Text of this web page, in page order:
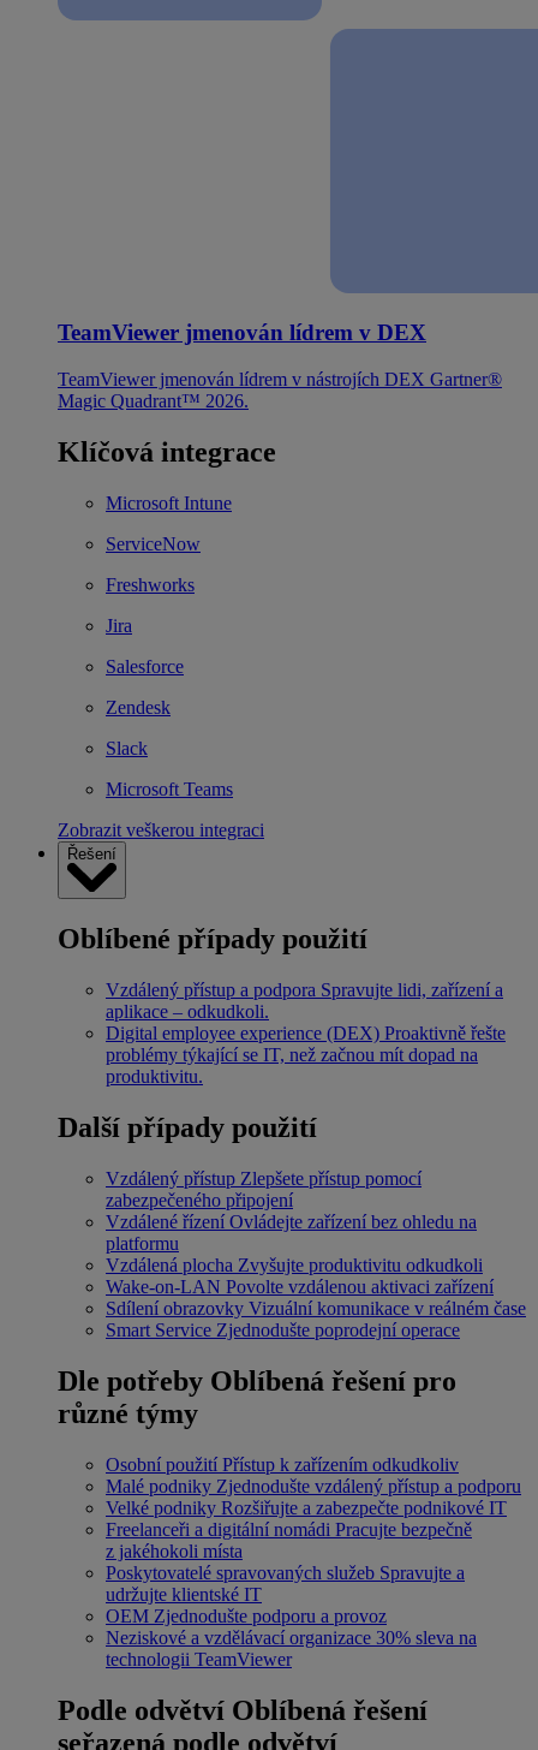
TeamViewer jmenován lídrem v DEX
TeamViewer jmenován lídrem v nástrojích DEX Gartner®
Magic Quadrant™ 2026.
Klíčová integrace
Microsoft Intune
ServiceNow
Freshworks
Jira
Salesforce
Zendesk
Slack
Microsoft Teams
Zobrazit veškerou integraci
Řešení
Oblíbené případy použití
Vzdálený přístup a podpora Spravujte lidi, zařízení a
aplikace – odkudkoli.
Digital employee experience (DEX) Proaktivně řešte
problémy týkající se IT, než začnou mít dopad na
produktivitu.
Další případy použití
Vzdálený přístup Zlepšete přístup pomocí
zabezpečeného připojení
Vzdálené řízení Ovládejte zařízení bez ohledu na
platformu
Vzdálená plocha Zvyšujte produktivitu odkudkoli
Wake-on-LAN Povolte vzdálenou aktivaci zařízení
Sdílení obrazovky Vizuální komunikace v reálném čase
Smart Service Zjednodušte poprodejní operace
Dle potřeby Oblíbená řešení pro
různé týmy
Osobní použití Přístup k zařízením odkudkoliv
Malé podniky Zjednodušte vzdálený přístup a podporu
Velké podniky Rozšiřujte a zabezpečte podnikové IT
Freelanceři a digitální nomádi Pracujte bezpečně
z jakéhokoli místa
Poskytovatelé spravovaných služeb Spravujte a
udržujte klientské IT
OEM Zjednodušte podporu a provoz
Neziskové a vzdělávací organizace 30% sleva na
technologii TeamViewer
Podle odvětví Oblíbená řešení
seřazená podle odvětví